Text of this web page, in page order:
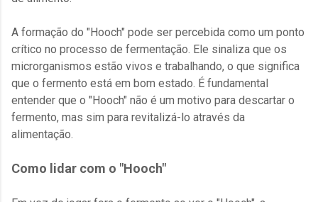
A formação do "Hooch" pode ser percebida como um ponto
crítico no processo de fermentação. Ele sinaliza que os
microrganismos estão vivos e trabalhando, o que significa
que o fermento está em bom estado. É fundamental
entender que o "Hooch" não é um motivo para descartar o
fermento, mas sim para revitalizá-lo através da
alimentação.
Como lidar com o "Hooch"